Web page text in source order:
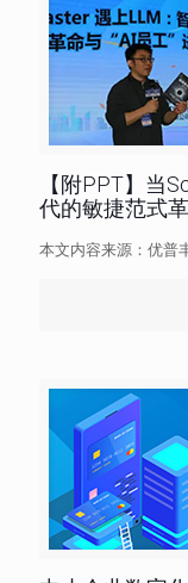
【附PPT】当
代的敏捷范式
本文内容来源：优普